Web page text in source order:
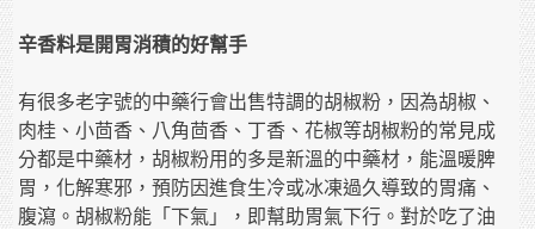
辛香料是開胃消積的好幫手
有很多老字號的中藥行會出售特調的胡椒粉，因為胡椒、
肉桂、小茴香、八角茴香、丁香、花椒等胡椒粉的常見成
分都是中藥材，胡椒粉用的多是新溫的中藥材，能溫暖脾
胃，化解寒邪，預防因進食生冷或冰凍過久導致的胃痛、
腹瀉。胡椒粉能「下氣」，即幫助胃氣下行。對於吃了油